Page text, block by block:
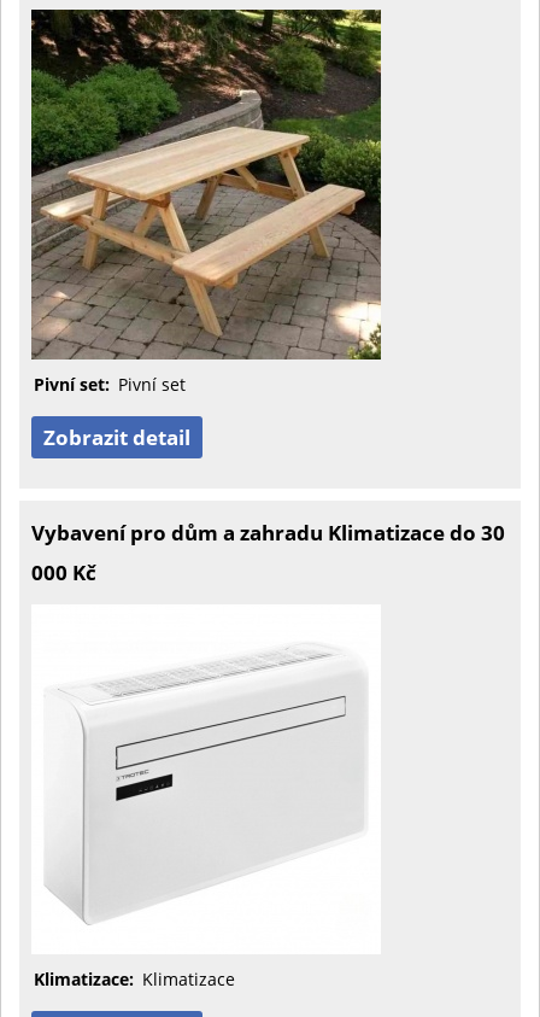
Pivní set: Pivní set
Zobrazit detail
Vybavení pro dům a zahradu Klimatizace do 30
000 Kč
Klimatizace: Klimatizace